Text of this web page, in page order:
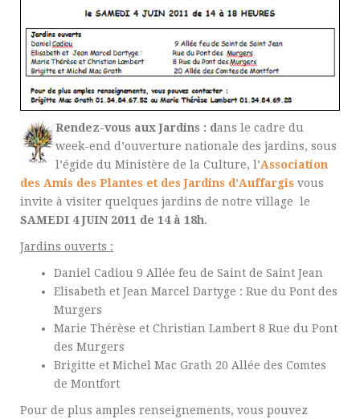
Rendez-vous aux Jardins : dans le cadre du
week-end d’ouverture nationale des jardins, sous
l’égide du Ministère de la Culture, l’Association
des Amis des Plantes et des Jardins d’Auffargis vous
invite à visiter quelques jardins de notre village le
SAMEDI 4 JUIN 2011 de 14 à 18h.
Jardins ouverts :
Daniel Cadiou 9 Allée feu de Saint de Saint Jean
Elisabeth et Jean Marcel Dartyge : Rue du Pont des
Murgers
Marie Thérèse et Christian Lambert 8 Rue du Pont
des Murgers
Brigitte et Michel Mac Grath 20 Allée des Comtes
de Montfort
Pour de plus amples renseignements, vous pouvez